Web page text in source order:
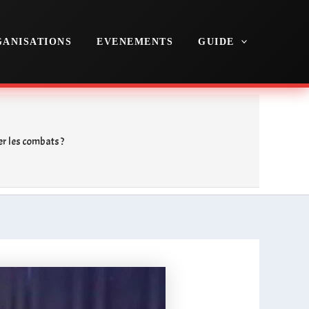
EVENEMENTS GUIDE
les combats ?